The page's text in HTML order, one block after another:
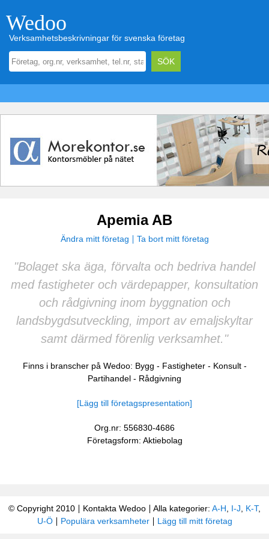
Wedoo
Verksamhetsbeskrivningar för svenska företag
Apemia AB
Ändra mitt företag Ta bort mitt företag
"Bolaget ska äga, förvalta och bedriva handel
med fastigheter och värdepapper, konsultation
och rådgivning inom byggnation och
landsbygdsutveckling, import av emaljskyltar
samt därmed förenlig verksamhet."
Finns i branscher på Wedoo: Bygg - Fastigheter- Konsult-
Partihandel - Rådgivning
[Lägg till företagspresentation]
Org.nr: 556830-4686
Företagsform: Aktiebolag
© Copyright 2010 Kontakta Wedoo Alla kategorier: A-H I-J K-T,
U-Ö
Populära verksamheter Lägg till mitt företag